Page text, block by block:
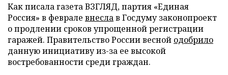
Как писала газета ВЗГЛЯД, партия «Единая
Россия» в феврале внеслав Госдуму законопроект
о продлении сроков упрощенной регистрации
гаражей. Правительство России весной одобрило
данную инициативу из-за ее высокой
востребованности среди граждан.